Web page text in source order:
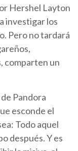
Hershel Layton
investigar los
Pero no tardará
comparten un
Pandora
esconde el
Todo aquel
después. Y es